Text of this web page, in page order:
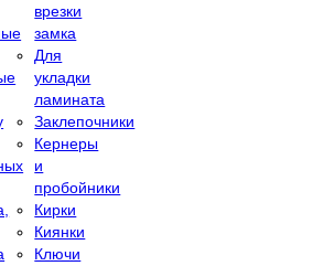
врезки
замка
Для
укладки
ламината
Заклепочники
Кернеры
и
пробойники
Кирки
Киянки
Ключи